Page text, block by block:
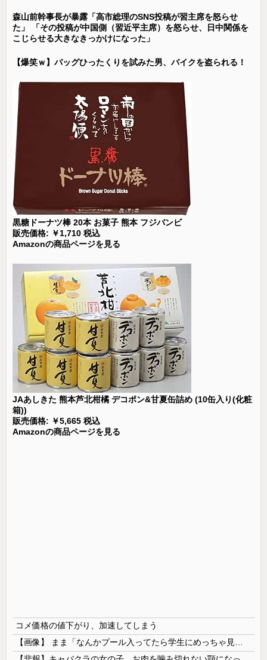
森山前幹事長が暴露「高市総理のSNS投稿が習主席を怒らせ
た」 「その投稿が中国側（習近平主席）を怒らせ、日中関係を
こじらせる大きなきっかけになった」
【爆笑ｗ】バッグひったくりを試みた男、バイクを盗られる！
黒糖ドーナツ棒 20本 お菓子 熊本 フジバンビ
販売価格: ￥1,710 税込
Amazonの商品ページを見る
JAあしきた 熊本芦北柑橘 デコポン&甘夏缶詰め (10缶入り(化粧
箱))
販売価格: ￥5,665 税込
Amazonの商品ページを見る
コメ価格の値下がり、加速してしまう